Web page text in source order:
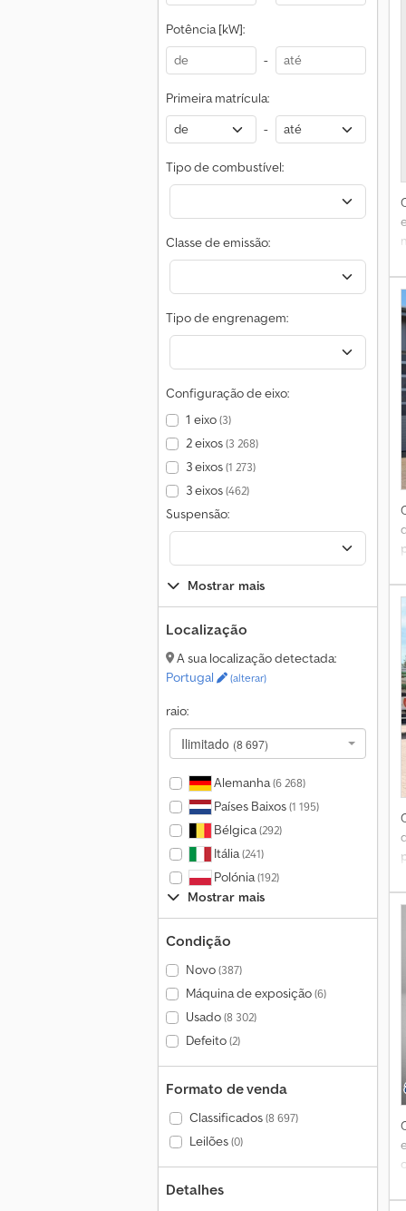
Potência [kW]:
-
Primeira matrícula:
-
Tipo de combustível:
Classe de emissão:
Tipo de engrenagem:
Configuração de eixo:
1 eixo(3)
2 eixos(3 268)
3 eixos(1 273)
3 eixos(462)
Suspensão:
Mostrar mais
Localização
A sua localização detectada:
Portugal
(alterar)
raio:
Ilimitado (8 697)
Alemanha(6 268)
Países Baixos(1 195)
Bélgica(292)
Itália(241)
Polónia(192)
Mostrar mais
Condição
Novo(387)
Máquina de exposição(6)
Usado(8 302)
Defeito(2)
Formato de venda
Classificados(8 697)
Leilões(0)
Detalhes